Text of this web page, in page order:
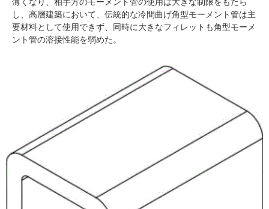
し、高層建築において、伝統的な冷間曲げ角型モーメント管は主
要材料として使用できず、同時に大きなフィレットも角型モーメ
ント管の溶接性能を弱めた。